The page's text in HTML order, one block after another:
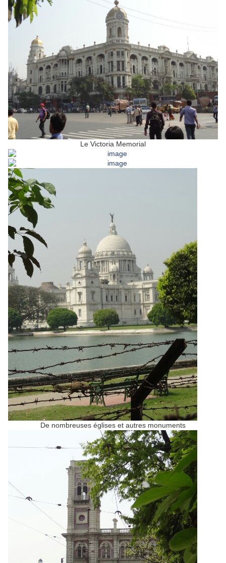
Le Victoria Memorial
De nombreuses églises et autres monuments